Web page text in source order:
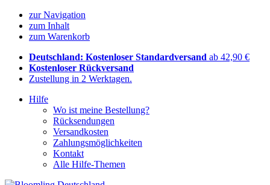
zur Navigation
zum Inhalt
zum Warenkorb
Deutschland: Kostenloser Standardversand ab 42,90 €
Kostenloser Rückversand
Zustellung in 2 Werktagen.
Hilfe
Wo ist meine Bestellung?
Rücksendungen
Versandkosten
Zahlungsmöglichkeiten
Kontakt
Alle Hilfe-Themen